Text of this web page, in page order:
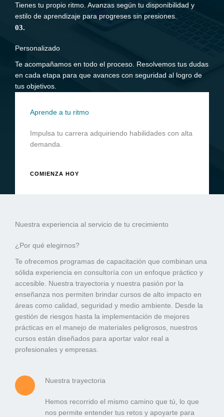
Tienes tu propio ritmo. Avanzas según tu disponibilidad y
estilo de aprendizaje para progreses sin presiones.
03.
Personalizado
Te acompañamos en todo el proceso. Resolvemos tus dudas
en cada etapa para que avances con seguridad al logro de
tus objetivos.
Aprende a tu ritmo
Impulsa tu carrera adquiriendo habilidades con alta
demanda.
COMIENZA HOY
Nuestra experiencia al servicio de tu crecimiento
¿Por qué elegirnos?
Te ofrecemos programas de capacitación que combinan una
sólida experiencia en consultoría con un enfoque práctico y
accesible. Nuestra trayectoria y nuestra pasión por la
enseñanza nos permiten brindar cursos de alto impacto en
áreas como calidad, seguridad y medio ambiente. Desde la
gestión de riesgos hasta la implementación de mejores
prácticas en el manejo de materiales peligrosos, nuestros
cursos están diseñados para aportar valor real a
profesionales y empresas.
Nuestra trayectoria
Hemos recorrido el mismo camino que tú, lo que
nos permite entender tus retos y apoyarte para